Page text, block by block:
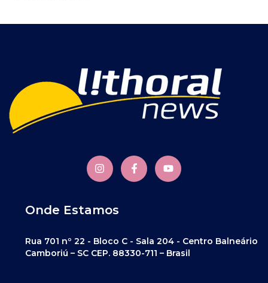
Onde Estamos
Rua 701 nº 22 - Bloco C - Sala 204 - Centro Balneário
Camboriú – SC CEP. 88330-711 – Brasil